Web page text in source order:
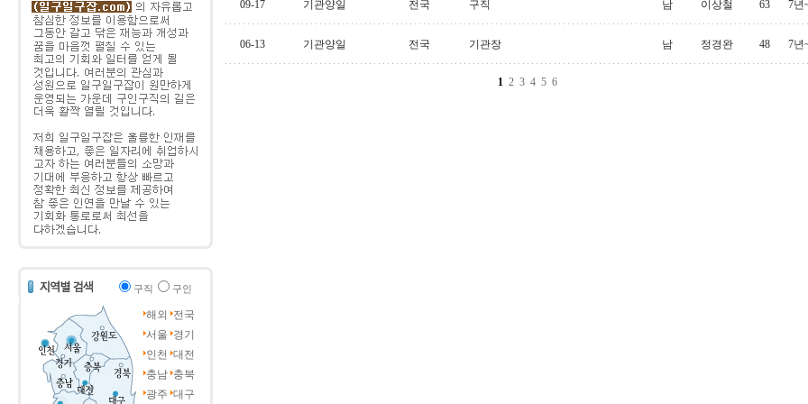
구직 구인
해외
전국
서울 경기
인천 대전
충남 충북
광주 대구
09-17 기관양일 전국 구직 남 이상철 63 7년
06-13 기관양일 전국 기관장 남 정경완 48 7년
1 2 3 4 5 6